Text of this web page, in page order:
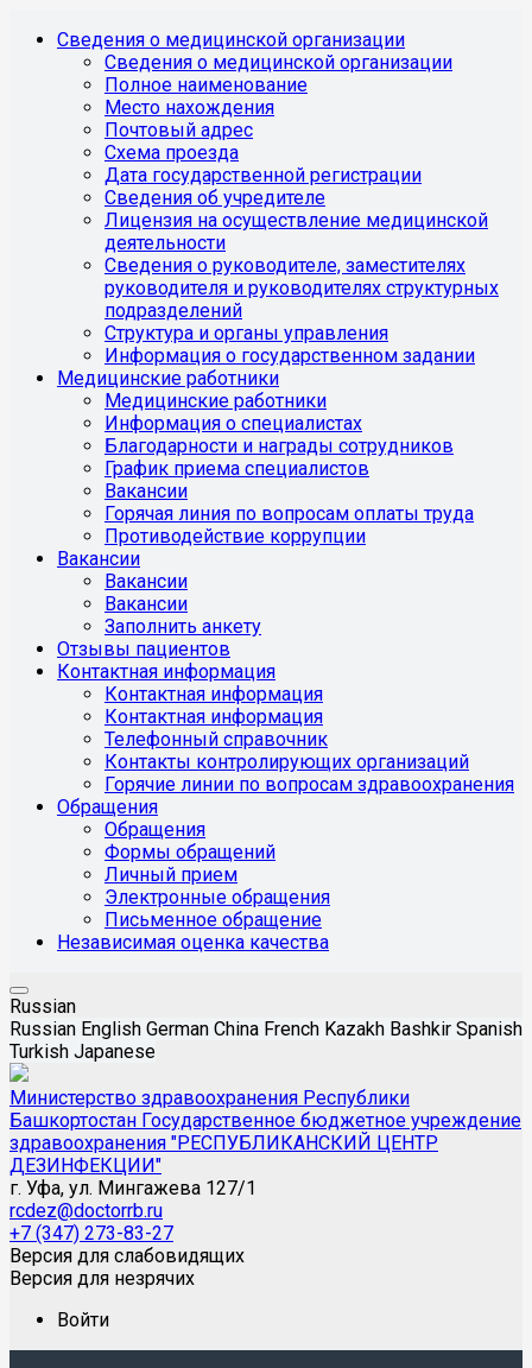
Сведения о медицинской организации
Сведения о медицинской организации
Полное наименование
Место нахождения
Почтовый адрес
Схема проезда
Дата государственной регистрации
Сведения об учредителе
Лицензия на осуществление медицинской
деятельности
Сведения о руководителе, заместителях
руководителя и руководителях структурных
подразделений
Структура и органы управления
Информация о государственном задании
Медицинские работники
Медицинские работники
Информация о специалистах
Благодарности и награды сотрудников
График приема специалистов
Вакансии
Горячая линия по вопросам оплаты труда
Противодействие коррупции
Вакансии
Вакансии
Вакансии
Заполнить анкету
Отзывы пациентов
Контактная информация
Контактная информация
Контактная информация
Телефонный справочник
Контакты контролирующих организаций
Горячие линии по вопросам здравоохранения
Обращения
Обращения
Формы обращений
Личный прием
Электронные обращения
Письменное обращение
Независимая оценка качества
Russian
Russian English German China French Kazakh Bashkir Spanish
Turkish Japanese
Министерство здравоохранения Республики
Башкортостан Государственное бюджетное учреждение
здравоохранения "РЕСПУБЛИКАНСКИЙ ЦЕНТР
ДЕЗИНФЕКЦИИ"
г. Уфа, ул. Мингажева 127/1
rcdez@doctorrb.ru
+7 (347) 273-83-27
Версия для слабовидящих
Версия для незрячих
Войти